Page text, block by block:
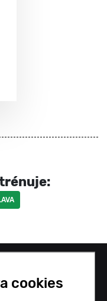
cookies